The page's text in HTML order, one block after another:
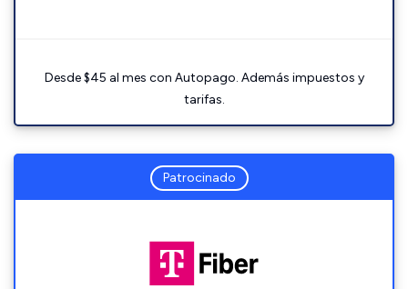
Desde $45 al mes con Autopago. Además impuestos y
tarifas.
Patrocinado